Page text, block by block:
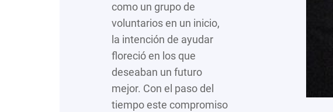
como un grupo de
voluntarios en un inicio,
la intención de ayudar
floreció en los que
deseaban un futuro
mejor. Con el paso del
tiempo este compromiso